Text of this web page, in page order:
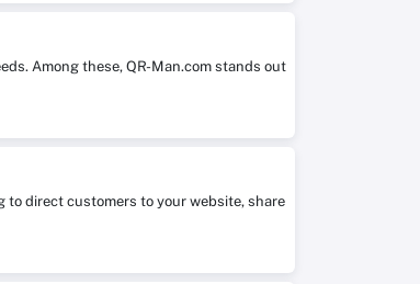
Among these, QR-Man.com stands out
to direct customers to your website, share